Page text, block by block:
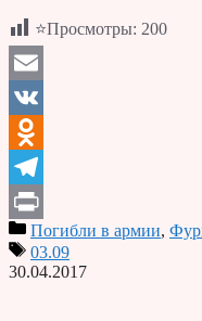
⭐Просмотры: 200
Email
VK
Odnoklassniki
Telegram
PrintПогибли в армии,
03.09
30.04.2017